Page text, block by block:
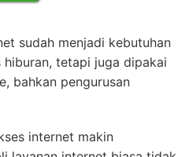
sudah menjadi kebutuhan
tetapi juga dipakai
bahkan pengurusan
internet makin